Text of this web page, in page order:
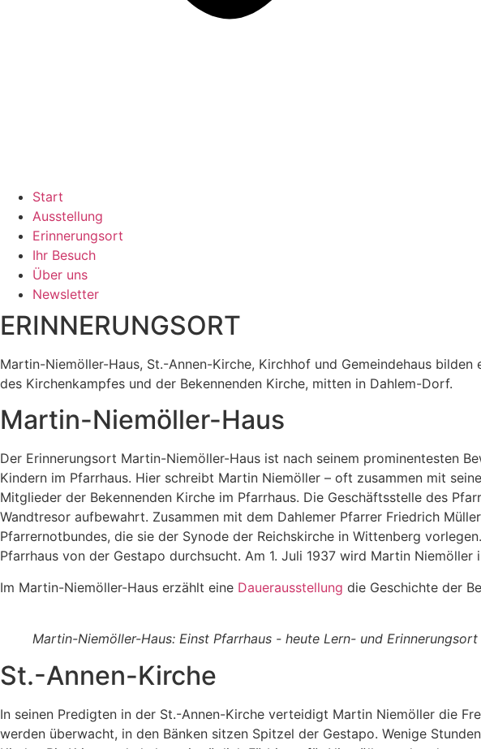
Start
Ausstellung
Erinnerungsort
Ihr Besuch
Über uns
Newsletter
ERINNERUNGSORT
Martin-Niemöller-Haus, St.-Annen-Kirche, Kirchhof und Gemeindehaus
des Kirchenkampfes und der Bekennenden Kirche, mitten in Dahlem-Dorf.
Martin-Niemöller-Haus
Der Erinnerungsort Martin-Niemöller-Haus ist nach seinem prominentesten
Kindern im Pfarrhaus. Hier schreibt Martin Niemöller – oft zusammen mit
Mitglieder der Bekennenden Kirche im Pfarrhaus. Die Geschäftsstelle des
Wandtresor aufbewahrt. Zusammen mit dem Dahlemer Pfarrer Friedrich
Pfarrernotbundes, die sie der Synode der Reichskirche in Wittenberg
Pfarrhaus von der Gestapo durchsucht. Am 1. Juli 1937 wird Martin
Im Martin-Niemöller-Haus erzählt eine Dauerausstellung die Geschichte der
Martin-Niemöller-Haus: Einst Pfarrhaus - heute Lern- und Erinnerungsort
St.-Annen-Kirche
In seinen Predigten in der St.-Annen-Kirche verteidigt Martin Niemöller die
werden überwacht, in den Bänken sitzen Spitzel der Gestapo. Wenige